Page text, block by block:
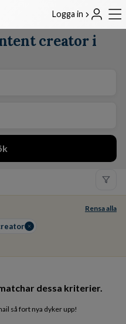
Logga in
creator i
Rensa alla
dessa kriterier.
så fort nya dyker upp!